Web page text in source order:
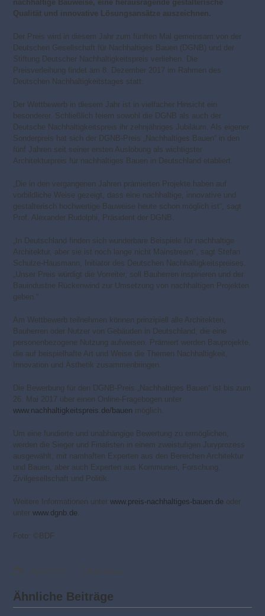
nachhaltige Bauweise, eine heraus­ragende gestalterische
Qualität und innovative Lösungsansätze auszeichnen.
Der Preis wird in diesem Jahr zum fünften Mal gemeinsam von der
Deutschen Gesellschaft für Nachhaltiges Bauen (DGNB) und der
Stiftung Deutscher Nachhaltigkeitspreis verliehen. Die
Preisverleihung findet am 8. Dezember 2017 im Rahmen des
Deutschen Nachhaltigkeitstages statt.
Der Wettbewerb in diesem Jahr ist in vielfacher Hinsicht ein
besonderer. Schließlich feiern sowohl die DGNB als auch der
Deutsche Nachhaltigkeitspreis ihr zehnjähriges Jubiläum. Als eigener
Sonderpreis hat sich der DGNB-Preis „Nachhaltiges Bauen“ in den
fünf Jahren seit seiner ersten Auslobung als wichtigster
Architekturpreis für nachhaltiges Bauen in Deutschland etabliert.
„Die in den vergangenen Jahren prämierten Projekte haben auf
vorbildliche Weise gezeigt, dass eine nachhaltige, innovative und
gestalterisch hochwertige Bauweise heute schon möglich ist“, sagt
Prof. Alexander Rudolphi, Präsident der DGNB.
„In Deutschland finden sich wunderbare Beispiele für nachhaltige
Architektur, aber sie ist noch lange nicht Mainstream“, sagt Stefan
Schulze-Hausmann, Initiator des Deutschen Nachhaltigkeitspreises.
„Unser Preis würdigt die Vorreiter, soll Bauherren inspirieren und der
Bauindustrie Rückenwind zur Umsetzung von nachhaltigen Projekten
geben.“
Am Wettbewerb teilnehmen können prinzipiell alle Architekten,
Bauherren oder Nutzer von Gebäuden in Deutschland, die eine
personenbezogene Nutzung aufweisen. Prämiert werden Bauprojekte,
die auf beispielhafte Art und Weise die Themen Nachhaltigkeit,
Innovation und Ästhetik zusammenbringen.
Die Bewerbung für den DGNB-Preis „Nachhaltiges Bauen“ ist bis zum
26. Mai 2017 über einen Online-Fragebogen unter
www.nachhaltigkeitspreis.de/bauen möglich.
Um eine fundierte und unabhängige Bewertung zu ermöglichen,
werden die Sieger und Finalisten in einem zweistufigen Juryprozess
ausgewählt, mit namhaften Experten aus den Bereichen Architektur
und Bauen, aber auch Experten aus Kommunen, Forschung,
Zivilgesellschaft und Politik.
Weitere Informationen unterwww.preis-nachhaltiges-bauen.de oder
unterwww.dgnb.de
Foto: ©BDF
Ähnliche Beiträge